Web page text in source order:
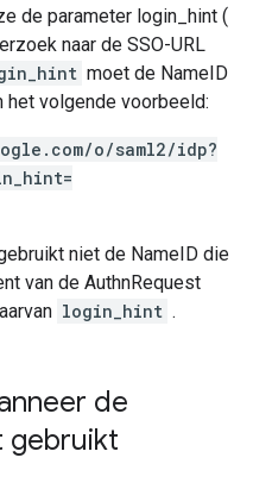
de parameter login_hint (
naar de SSO-URL
moet de NameID
het volgende voorbeeld:
o/saml2/idp?
niet de NameID die
van de AuthnRequest
login_hint .
de
gebruikt